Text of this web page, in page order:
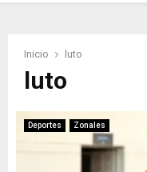
Inicio luto
luto
Deportes Zonales